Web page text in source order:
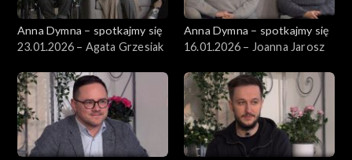
Anna Dymna – spotkajmy się
23.01.2026 – Agata Grzesiak
Anna Dymna – spotkajmy się
16.01.2026 – Joanna Jarosz